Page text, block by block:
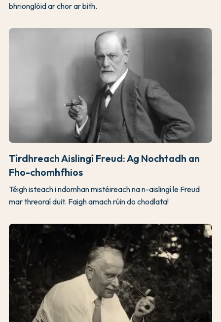
bhrionglóid ar chor ar bith.
Tírdhreach Aislingí Freud: Ag Nochtadh an
Fho-chomhfhios
Téigh isteach i ndomhan mistéireach na n-aislingí le Freud
mar threoraí duit. Faigh amach rúin do chodlata!